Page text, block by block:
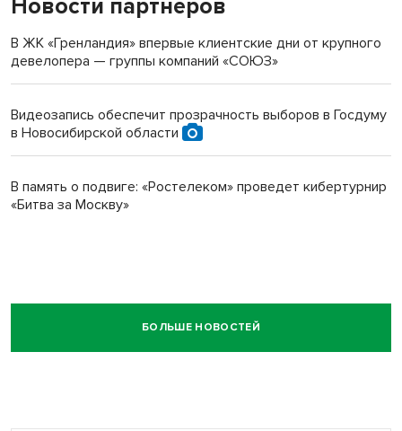
Новости партнеров
В ЖК «Гренландия» впервые клиентские дни от крупного
девелопера — группы компаний «СОЮЗ»
Видеозапись обеспечит прозрачность выборов в Госдуму
в Новосибирской области
В память о подвиге: «Ростелеком» проведет кибертурнир
«Битва за Москву»
БОЛЬШЕ НОВОСТЕЙ